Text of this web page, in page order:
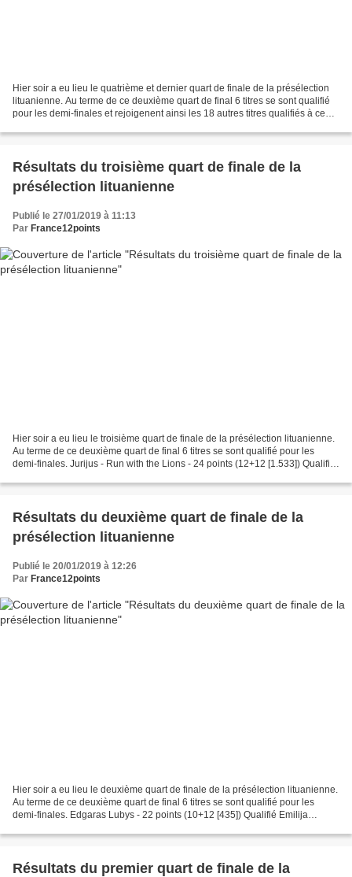
Hier soir a eu lieu le quatrième et dernier quart de finale de la présélection
lituanienne. Au terme de ce deuxième quart de final 6 titres se sont qualifié
pour les demi-finales et rejoigenent ainsi les 18 autres titres qualifiés à ce
Résultats du troisième quart de finale de la
présélection lituanienne
Publié le 27/01/2019 à 11:13
Par France12points
Hier soir a eu lieu le troisième quart de finale de la présélection lituanienne.
Au terme de ce deuxième quart de final 6 titres se sont qualifié pour les
demi-finales. Jurijus - Run with the Lions - 24 points (12+12 [1.533]) Qualifié
Résultats du deuxième quart de finale de la
présélection lituanienne
Publié le 20/01/2019 à 12:26
Par France12points
Hier soir a eu lieu le deuxième quart de finale de la présélection lituanienne.
Au terme de ce deuxième quart de final 6 titres se sont qualifié pour les
demi-finales. Edgaras Lubys - 22 points (10+12 [435]) Qualifié Emilija
Résultats du premier quart de finale de la